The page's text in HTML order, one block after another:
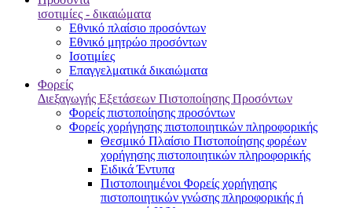
ισοτιμίες - δικαιώματα
Εθνικό πλαίσιο προσόντων
Εθνικό μητρώο προσόντων
Ισοτιμίες
Επαγγελματικά δικαιώματα
Φορείς
Διεξαγωγής Εξετάσεων Πιστοποίησης Προσόντων
Φορείς πιστοποίησης προσόντων
Φορείς χορήγησης πιστοποιητικών πληροφορικής
Θεσμικό Πλαίσιο Πιστοποίησης φορέων
χορήγησης πιστοποιητικών πληροφορικής
Ειδικά Έντυπα
Πιστοποιημένοι Φορείς χορήγησης
πιστοποιητικών γνώσης πληροφορικής ή